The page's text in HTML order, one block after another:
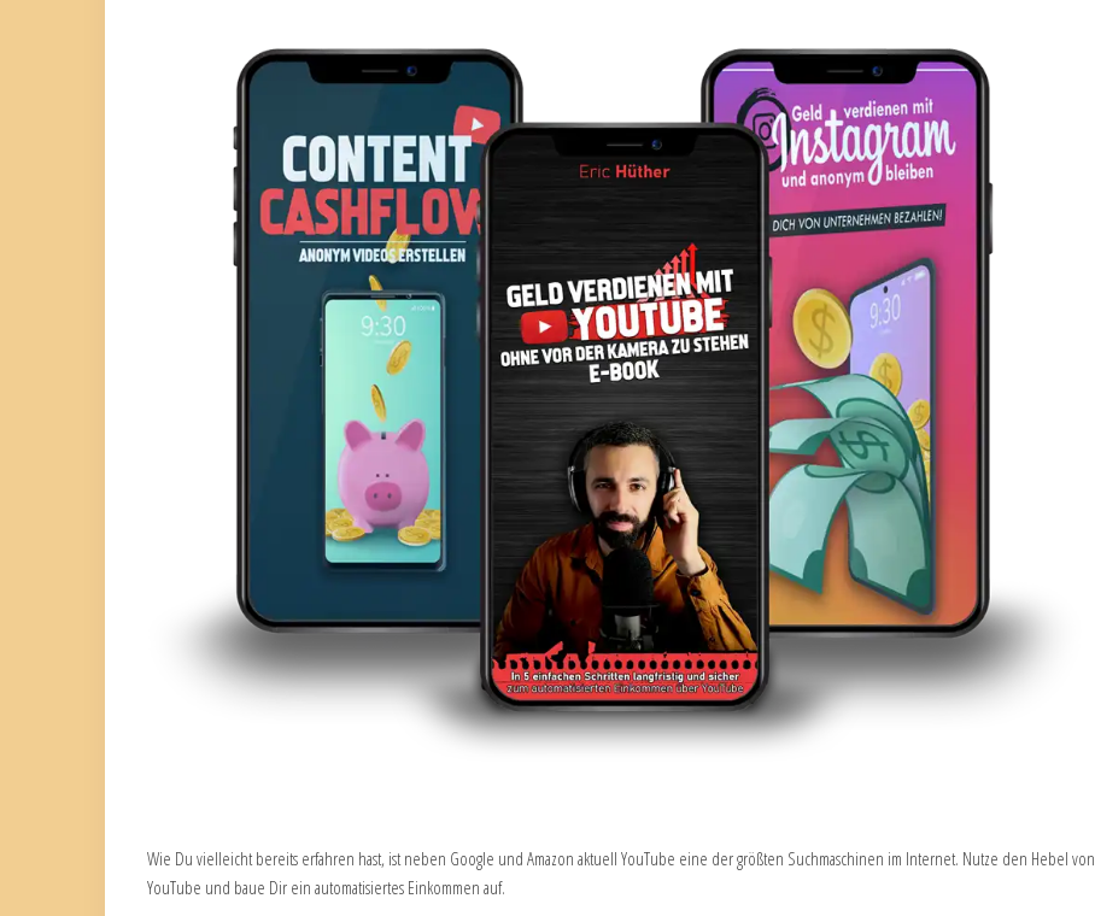
Wie Du vielleicht bereits erfahren hast, ist neben Google und Amazon aktuell YouTube eine der größten Suchmaschinen im Internet. Nutze den Hebel von
YouTube und baue Dir ein automatisiertes Einkommen auf.